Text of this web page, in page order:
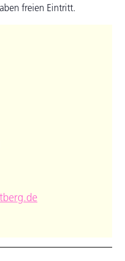
freien Eintritt.